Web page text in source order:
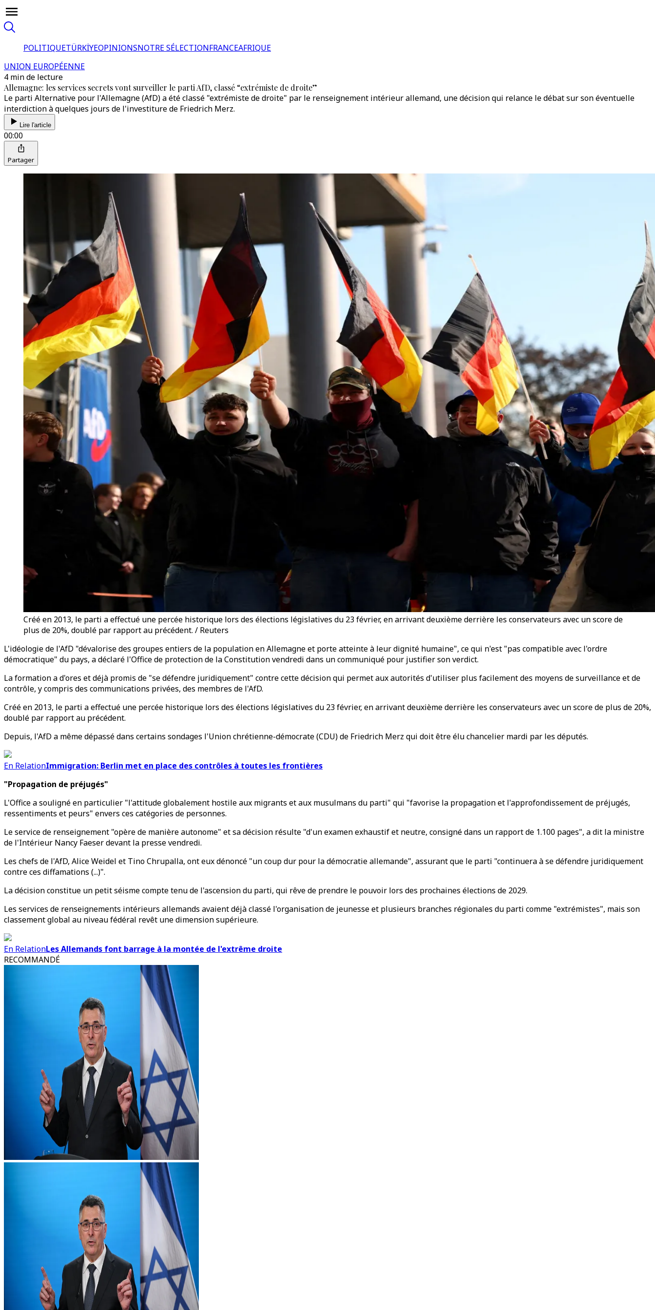
POLITIQUETÜRKİYEOPINIONSNOTRE SÉLECTIONFRANCEAFRIQUE
UNION EUROPÉENNE
4 min de lecture
Allemagne: les services secrets vont surveiller le parti AfD, classé “extrémiste de droite”
Le parti Alternative pour l'Allemagne (AfD) a été classé "extrémiste de droite" par le renseignement intérieur allemand, une décision qui relance le débat sur son éventuelle
interdiction à quelques jours de l'investiture de Friedrich Merz.
Lire l'article
00:00
Partager
Créé en 2013, le parti a effectué une percée historique lors des élections législatives du 23 février, en arrivant deuxième derrière les conservateurs avec un score de
plus de 20%, doublé par rapport au précédent. / Reuters
L'idéologie de l'AfD "dévalorise des groupes entiers de la population en Allemagne et porte atteinte à leur dignité humaine", ce qui n'est "pas compatible avec l'ordre
démocratique" du pays, a déclaré l'Office de protection de la Constitution vendredi dans un communiqué pour justifier son verdict.
La formation a d'ores et déjà promis de "se défendre juridiquement" contre cette décision qui permet aux autorités d'utiliser plus facilement des moyens de surveillance et de
contrôle, y compris des communications privées, des membres de l'AfD.
Créé en 2013, le parti a effectué une percée historique lors des élections législatives du 23 février, en arrivant deuxième derrière les conservateurs avec un score de plus de 20%,
doublé par rapport au précédent.
Depuis, l'AfD a même dépassé dans certains sondages l'Union chrétienne-démocrate (CDU) de Friedrich Merz qui doit être élu chancelier mardi par les députés.
En RelationImmigration: Berlin met en place des contrôles à toutes les frontières
"Propagation de préjugés"
L'Office a souligné en particulier "l'attitude globalement hostile aux migrants et aux musulmans du parti" qui "favorise la propagation et l'approfondissement de préjugés,
ressentiments et peurs" envers ces catégories de personnes.
Le service de renseignement "opère de manière autonome" et sa décision résulte "d'un examen exhaustif et neutre, consigné dans un rapport de 1.100 pages", a dit la ministre
de l'Intérieur Nancy Faeser devant la presse vendredi.
Les chefs de l'AfD, Alice Weidel et Tino Chrupalla, ont eux dénoncé "un coup dur pour la démocratie allemande", assurant que le parti "continuera à se défendre juridiquement
contre ces diffamations (...)".
La décision constitue un petit séisme compte tenu de l'ascension du parti, qui rêve de prendre le pouvoir lors des prochaines élections de 2029.
Les services de renseignements intérieurs allemands avaient déjà classé l'organisation de jeunesse et plusieurs branches régionales du parti comme "extrémistes", mais son
classement global au niveau fédéral revêt une dimension supérieure.
En RelationLes Allemands font barrage à la montée de l'extrême droite
RECOMMANDÉ